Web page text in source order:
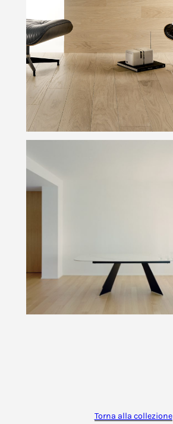
Torna alla collezione